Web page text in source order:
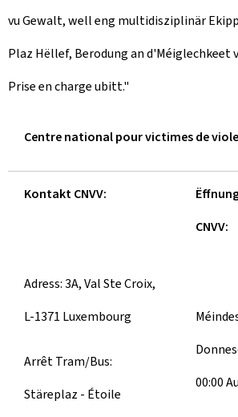
vu Gewalt, well eng multidisziplinär
Plaz Hëllef, Berodung an d'Méiglechkeet
Prise en charge ubitt."
Centre national pour victimes de
Kontakt CNVV:
Adress: 3A, Val Ste Croix,
L-1371 Luxembourg
Arrêt Tram/Bus:
Stäreplaz - Étoile
CNVV:
00:00